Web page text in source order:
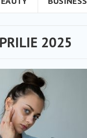
2025